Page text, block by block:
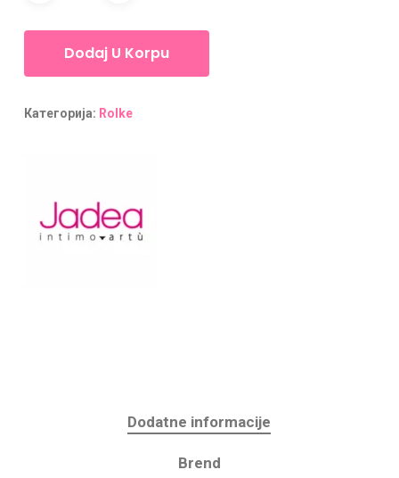
Dodaj U Korpu
Категорија: Rolke
Dodatne informacije
Brend